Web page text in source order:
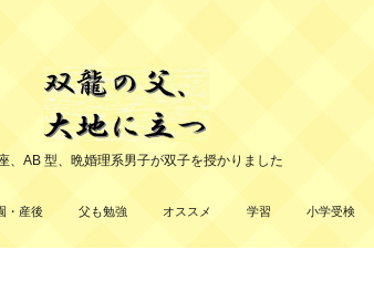
、AB 型、晩婚理系男子が双子を授かりました
・産後 父も勉強 オススメ 学習 小学受検